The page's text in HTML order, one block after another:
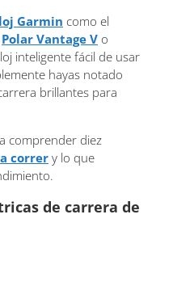
Garmin como el
Polar Vantage V o
inteligente fácil de usar
hayas notado
brillantes para
comprender diez
correr y lo que
de carrera de